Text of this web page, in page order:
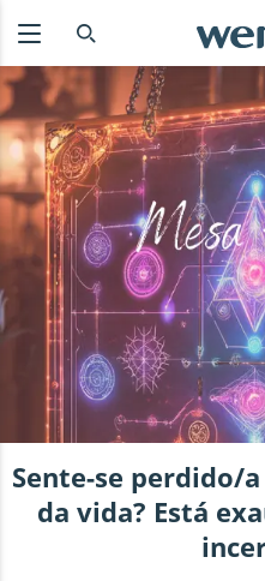
Sente-se perdido/
da vida? Está